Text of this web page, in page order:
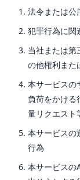
法令または公
犯罪行為に関
当社または第
の他権利また
本サービスの
負荷をかける
量リクエスト
本サービスの
行為
本サービスの